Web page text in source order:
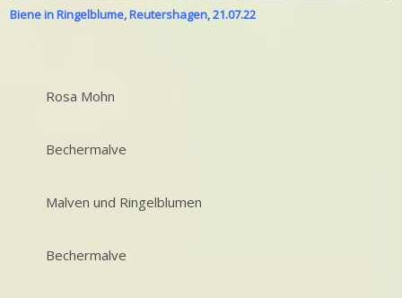
Biene in Ringelblume, Reutershagen, 21.07.22
Rosa Mohn
Bechermalve
Malven und Ringelblumen
Bechermalve